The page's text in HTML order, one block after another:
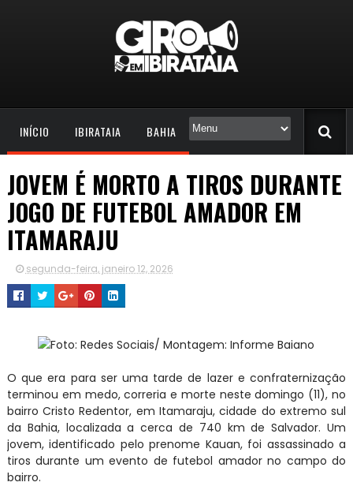
INÍCIO IBIRATAIA BAHIA
JOVEM É MORTO A TIROS DURANTE
JOGO DE FUTEBOL AMADOR EM
ITAMARAJU
segunda-feira, janeiro 12, 2026
Foto: Redes Sociais/ Montagem: Informe Baiano
O que era para ser uma tarde de lazer e confraternização
terminou em medo, correria e morte neste domingo (11), no
bairro Cristo Redentor, em Itamaraju, cidade do extremo sul
da Bahia, localizada a cerca de 740 km de Salvador. Um
jovem, identificado pelo prenome Kauan, foi assassinado a
tiros durante um evento de futebol amador no campo do
bairro.